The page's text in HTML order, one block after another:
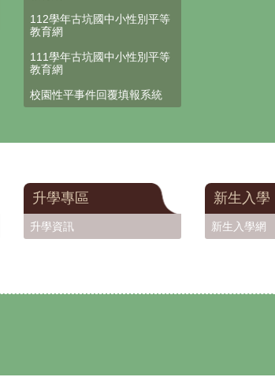
112學年古坑國中小性別平等
教育網
111學年古坑國中小性別平等
教育網
校園性平事件回覆填報系統
升學專區
升學資訊
新生入學
新生入學網